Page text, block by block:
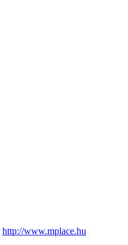
http://www.mplace.hu